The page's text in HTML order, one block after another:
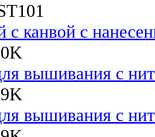
с канвой с
вышивания с
вышивания с